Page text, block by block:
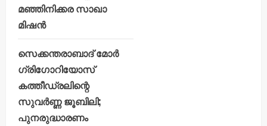
മഞ്ഞിനിക്കര സാഖാ
മിഷൻ
സെക്കന്തരാബാദ് മോർ
ഗ്രിഗോറിയോസ്
കത്തീഡ്രലിന്റെ
സുവർണ്ണ ജൂബിലി;
പുനരുദ്ധാരണം